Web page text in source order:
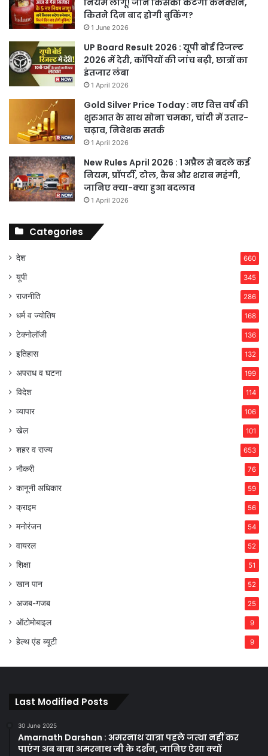
नियम लागू! जानें किसका कटेगा कनेक्शन,
कितने दिन बाद होगी बुकिंग?
1 June 2026
UP Board Result 2026 : यूपी बोर्ड रिजल्ट
2026 में देरी, कॉपियों की जांच बढ़ी, छात्रों का
इंतजार लंबा
1 April 2026
Gold Silver Price Today : नए वित्त वर्ष की
शुरुआत के साथ सोना चमका, चांदी में उतार-
चढ़ाव, निवेशक सतर्क
1 April 2026
New Rules April 2026 : 1 अप्रैल से बदले कई
नियम, प्रॉपर्टी, टोल, कैब और शराब महंगी,
जानिए क्या-क्या हुआ बदलाव
1 April 2026
Categories
देश 660
यूपी 345
राजनीति 286
धर्म व ज्योतिष 168
टेक्नोलॉजी 136
इतिहास 132
अपराध व घटना 199
विदेश 114
व्यापार 106
खेल 101
शहर व राज्य 653
नौकरी 76
कानूनी अधिकार 59
क्राइम 56
मनोरंजन 54
वायरल 52
शिक्षा 51
खान पान 52
अजब-गजब 25
ऑटोमोबाइल 9
हेल्थ एंड ब्यूटी 9
Last Modified Posts
30 June 2025
Amarnath Darshan : अमरनाथ यात्रा पहले जत्था नहीं कर
पाएंग अब बाबा अमरनाथ जी के दर्शन, जानिए ऐसा क्यों